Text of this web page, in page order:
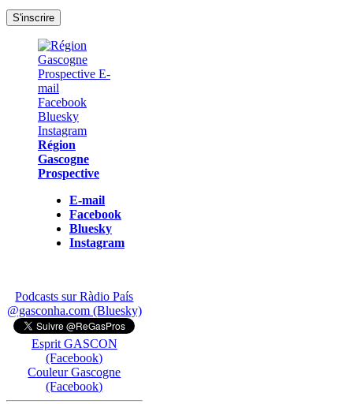
Région
Gascogne
Prospective
E-mail
Facebook
Bluesky
Instagram
Podcasts sur Ràdio País
@gasconha.com (Bluesky)
Esprit GASCON
(Facebook)
Couleur Gascogne
(Facebook)